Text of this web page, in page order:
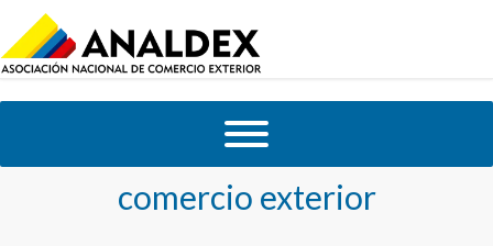
Tag Archives:Sanciones en
comercio exterior